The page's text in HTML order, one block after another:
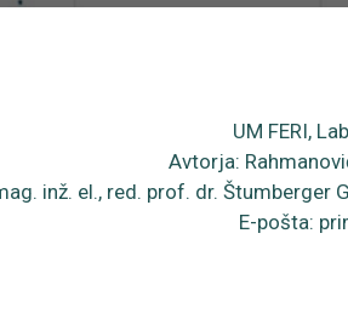
UM FERI,
Avtorja:
inž. el., red. prof. dr. Štumberger
E-pošta: